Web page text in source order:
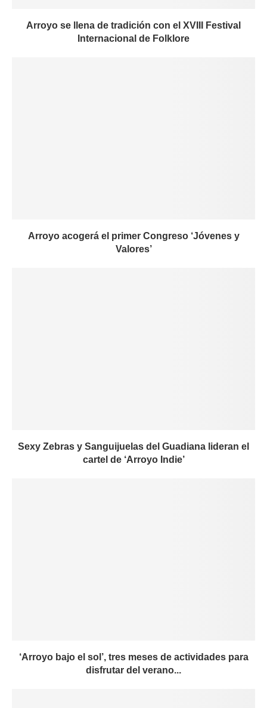
Arroyo se llena de tradición con el XVIII Festival
Internacional de Folklore
Arroyo acogerá el primer Congreso ‘Jóvenes y
Valores’
Sexy Zebras y Sanguijuelas del Guadiana lideran el
cartel de ‘Arroyo Indie’
‘Arroyo bajo el sol’, tres meses de actividades para
disfrutar del verano...